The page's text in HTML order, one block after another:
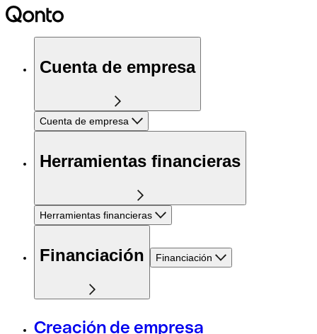
Cuenta de empresa
Cuenta de empresa
Herramientas financieras
Herramientas financieras
Financiación Financiación
Creación de empresa